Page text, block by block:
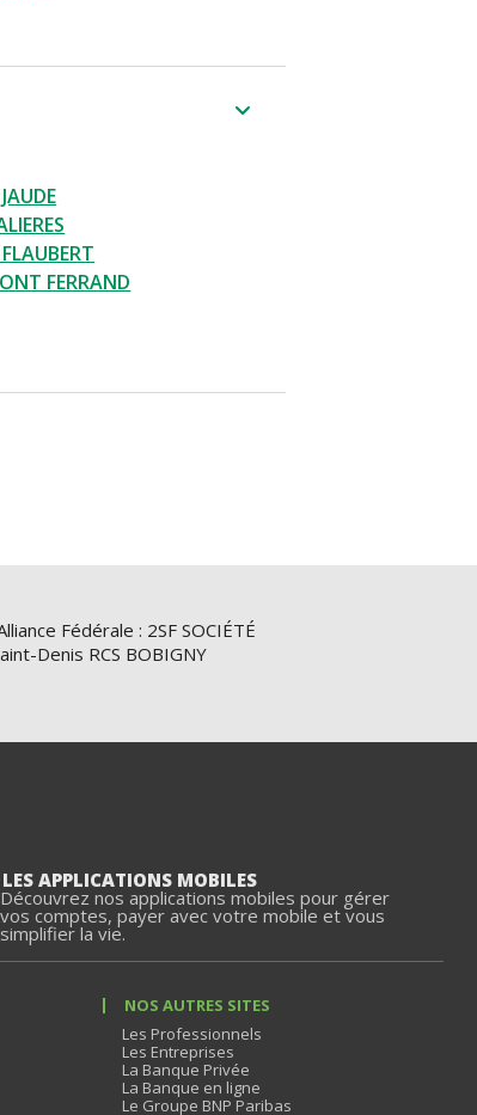
FERRAND
Fédérale : 2SF SOCIÉTÉ
Denis RCS BOBIGNY
LES APPLICATIONS MOBILES
Découvrez nos applications mobiles pour gérer
vos comptes, payer avec votre mobile et vous
simplifier la vie.
NOS AUTRES SITES
Les Professionnels
Les Entreprises
La Banque Privée
La Banque en ligne
Le Groupe BNP Paribas